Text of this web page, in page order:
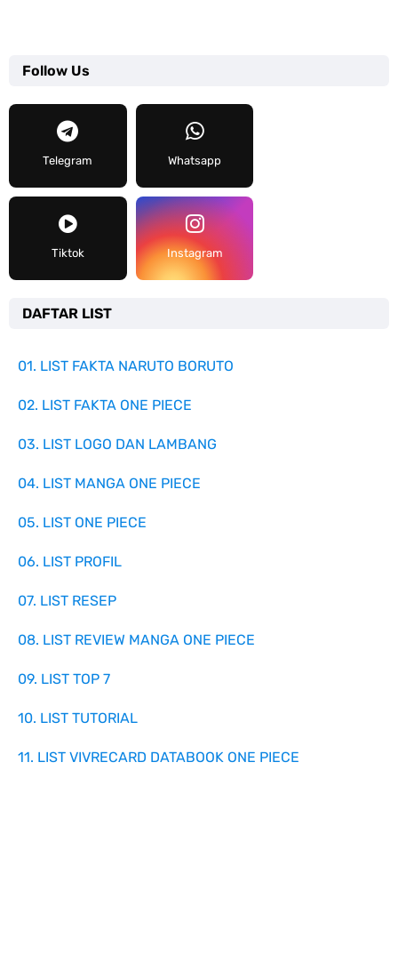
Follow Us
Telegram Whatsapp
Tiktok Instagram
DAFTAR LIST
01. LIST FAKTA NARUTO BORUTO
02. LIST FAKTA ONE PIECE
03. LIST LOGO DAN LAMBANG
04. LIST MANGA ONE PIECE
05. LIST ONE PIECE
06. LIST PROFIL
07. LIST RESEP
08. LIST REVIEW MANGA ONE PIECE
09. LIST TOP 7
10. LIST TUTORIAL
11. LIST VIVRECARD DATABOOK ONE PIECE